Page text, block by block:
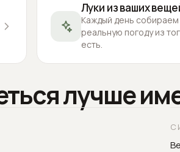
Луки из ваших
Каждый день
реальную погоду из
есть.
лучше